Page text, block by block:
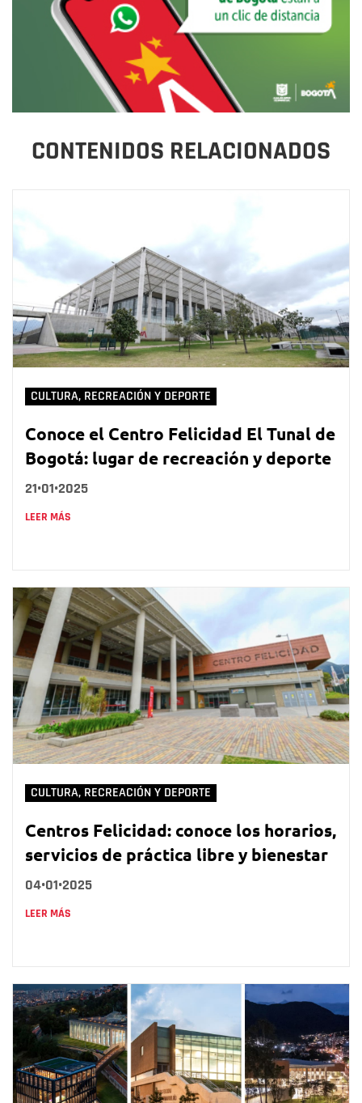
CONTENIDOS RELACIONADOS
CULTURA, RECREACIÓN Y DEPORTE
Conoce el Centro Felicidad El Tunal de
Bogotá: lugar de recreación y deporte
21•01•2025
LEER MÁS
CULTURA, RECREACIÓN Y DEPORTE
Centros Felicidad: conoce los horarios,
servicios de práctica libre y bienestar
04•01•2025
LEER MÁS